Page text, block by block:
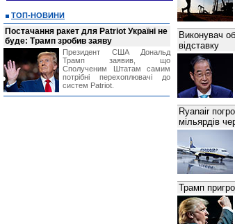
Виконувач
відставку
Ryanair
мільярдів
Трамп
ТОП-НОВИНИ
Постачання ракет для Patriot Україні не
буде: Трамп зробив заяву
Президент США Дональд
Трамп заявив, що
Сполученим Штатам самим
потрібні перехоплювачі до
систем Patriot.